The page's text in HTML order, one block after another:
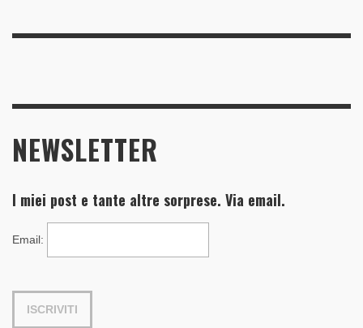
NEWSLETTER
I miei post e tante altre sorprese. Via email.
Email: